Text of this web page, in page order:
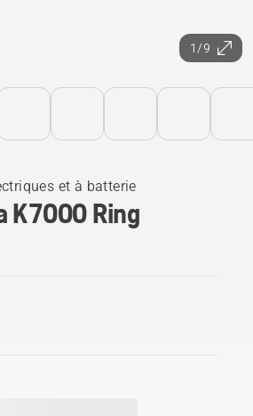
1/9
et à batterie
K 7000 Ring